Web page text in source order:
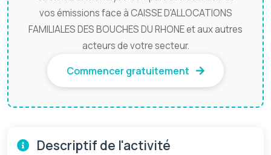
vos émissions face à CAISSE D'ALLOCATIONS
FAMILIALES DES BOUCHES DU RHONE et aux autres
acteurs de votre secteur.
Commencer gratuitement
Descriptif de l'activité